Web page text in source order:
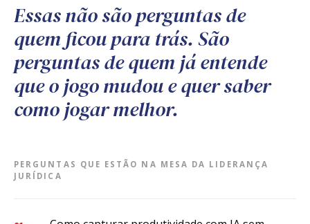
Essas não são perguntas de
quem ficou para trás. São
perguntas de quem já entende
que o jogo mudou e quer saber
como jogar melhor.
PERGUNTAS QUE ESTÃO NA MESA DA LIDERANÇA
JURÍDICA